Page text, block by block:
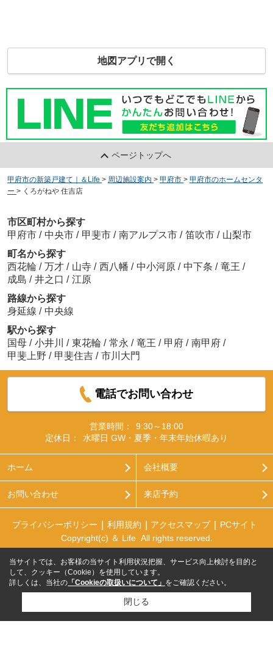
地図アプリで開く
ページトップへ
甲府市の新築戸建て｜＆Life > 周辺施設案内 > 甲府市 > 甲府市のホームセンタ
ー > くろがねや 住吉店
市区町村から探す
甲府市 / 中央市 / 甲斐市 / 南アルプス市 / 笛吹市 / 山梨市
町名から探す
西花輪 / 万才 / 山寺 / 西八幡 / 中小河原 / 中下条 / 竜王 /
成島 / 井之口 / 江原
路線から探す
身延線 / 中央線
駅から探す
国母 / 小井川 / 東花輪 / 常永 / 竜王 / 甲府 / 南甲府 /
甲斐上野 / 甲斐住吉 / 市川大門
電話でお問い合わせ
営業時間：
9:30～18:00
定休日：
水曜日 GW・夏季・年末年始休暇あり
ホーム 会社概要
お問い合わせ 来店予約
プライバシーポリシー 利用規約 アクセスマップ
PCサイト
Copyright(c) ＆ Life All rights reserved.
当サイトでは、お客様の当サイト利用状況把握、サービス向上検討を目的と
して、クッキー（Cookie）を使用しています。
詳しくは、当社の 「Cookieの取扱いについて」 をご確認ください。
閉じる